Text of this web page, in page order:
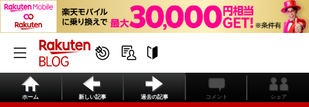
ホーム 新しい記事 過去の記事 コメント シェア